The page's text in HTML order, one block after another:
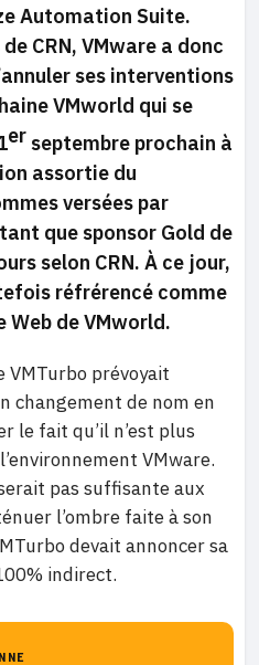
Automation Suite.
CRN, VMware a donc
ses interventions
VMworld qui se
er septembre prochain à
assortie du
versées par
que sponsor Gold de
selon CRN. À ce jour,
réfrérencé comme
Web de VMworld.
VMTurbo prévoyait
changement de nom en
le fait qu’il n’est plus
VMware.
pas suffisante aux
l’ombre faite à son
devait annoncer sa
indirect.